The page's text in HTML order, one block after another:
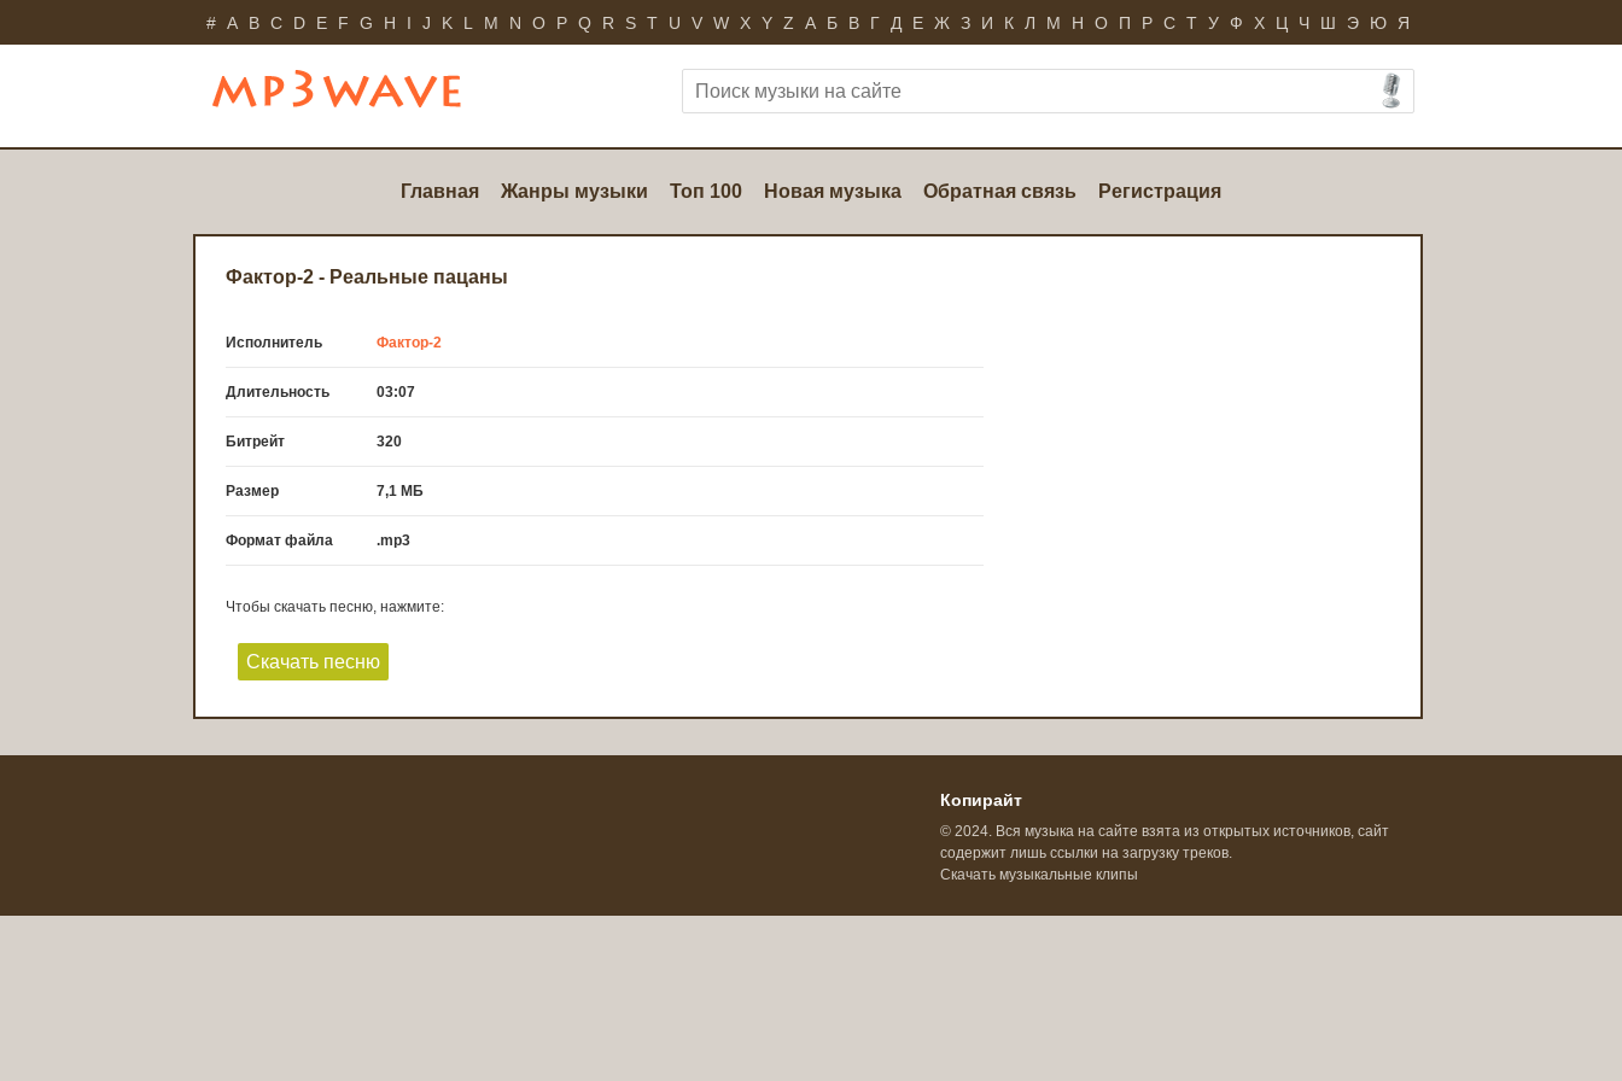
# A B C D E F G H I J K L M N O P Q R S T U V W X Y Z А Б В Г Д Е Ж З И К Л М Н О П Р С Т У Ф Х Ц Ч Ш Э Ю Я
Главная Жанры музыки Топ 100 Новая музыка Обратная связь Регистрация
Фактор-2 - Реальные пацаны
Исполнитель Фактор-2
Длительность 03:07
Битрейт 320
Размер 7,1 МБ
Формат файла .mp3
Чтобы скачать песню, нажмите:
Скачать песню
Копирайт
© 2024. Вся музыка на сайте взята из открытых источников, сайт
содержит лишь ссылки на загрузку треков.
Скачать музыкальные клипы